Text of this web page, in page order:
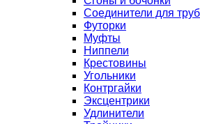
Соединители для
Футорки
Муфты
Ниппели
Крестовины
Угольники
Контргайки
Эксцентрики
Удлинители